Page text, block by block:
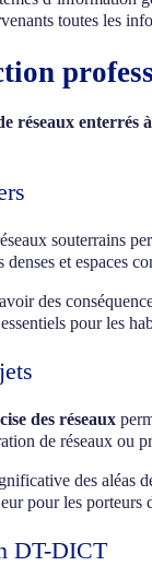
toutes les
réseaux enterrés
souterrains
et espaces
des
pour les
des réseaux
de réseaux ou
des aléas
pour les
DT-DICT